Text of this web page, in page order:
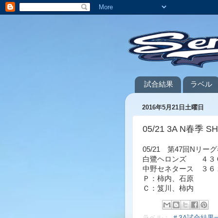
試合結果 ラベル
2016年5月21日土曜日
05/21 3A N春季
05/21 第47回Nリー
白鷺ヘロンズ ４
中野セネタース ３
Ｐ：柿内、石原
Ｃ：笈川、柿内